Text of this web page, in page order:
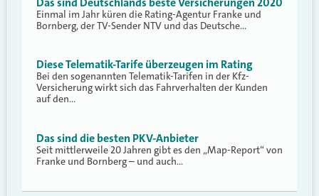
Einmal im Jahr küren die Rating-Agentur Franke und
Bornberg, der TV-Sender NTV und das Deutsche…
Diese Telematik-Tarife überzeugen im Rating
Bei den sogenannten Telematik-Tarifen in der Kfz-
Versicherung wirkt sich das Fahrverhalten der Kunden
auf den…
Das sind die besten PKV-Anbieter
Seit mittlerweile 20 Jahren gibt es den „Map-Report“ von
Franke und Bornberg – und auch…